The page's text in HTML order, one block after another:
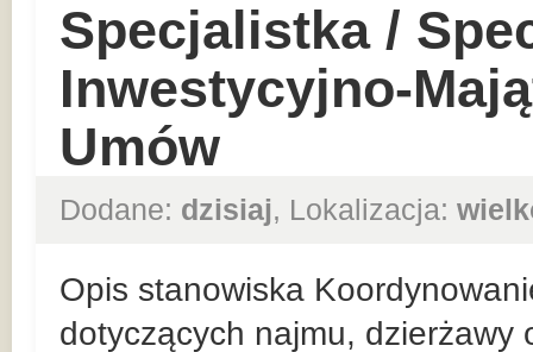
Specjalistka /
Inwestycyjno-
Umów
Dodane: dzisiaj, Lokalizacja:
Opis stanowiska
dotyczących najmu, dzierżawy